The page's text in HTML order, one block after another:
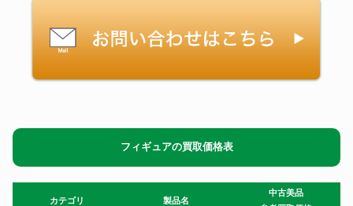
フィギュアの買取価格表
カテゴリ 製品名
中古美品